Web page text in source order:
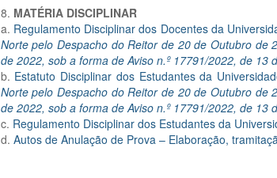
8. MATÉRIA DISCIPLINAR
a. Regulamento Disciplinar dos Docentes da
Norte pelo Despacho do Reitor de 20 de Outubro de
de 2022, sob a forma de Aviso n.º 17791/2022, de 13
b. Estatuto Disciplinar dos Estudantes da
Norte pelo Despacho do Reitor de 20 de Outubro de
de 2022, sob a forma de Aviso n.º 17791/2022, de 13
c. Regulamento Disciplinar dos Estudantes da
d. Autos de Anulação de Prova – Elaboração,